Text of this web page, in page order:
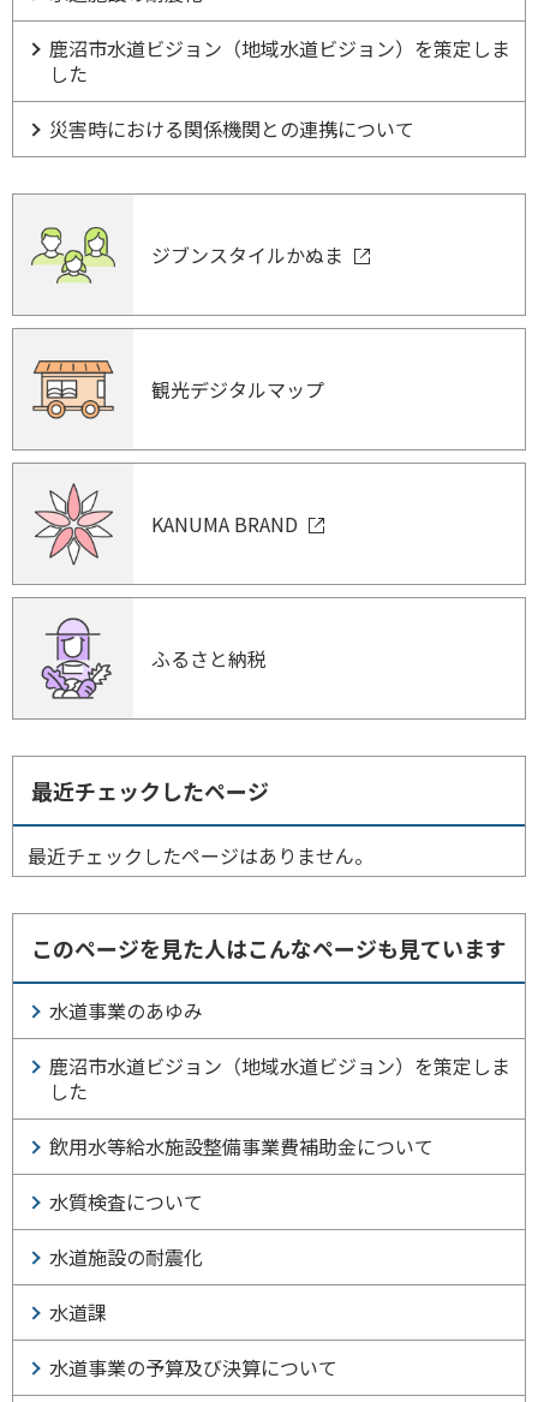
鹿沼市水道ビジョン（地域水道ビジョン）を策定しま
した
災害時における関係機関との連携について
ジブンスタイルかぬま
観光デジタルマップ
KANUMA BRAND
ふるさと納税
最近チェックしたページ
最近チェックしたページはありません。
このページを見た人はこんなページも見ています
水道事業のあゆみ
鹿沼市水道ビジョン（地域水道ビジョン）を策定しま
した
飲用水等給水施設整備事業費補助金について
水質検査について
水道施設の耐震化
水道課
水道事業の予算及び決算について